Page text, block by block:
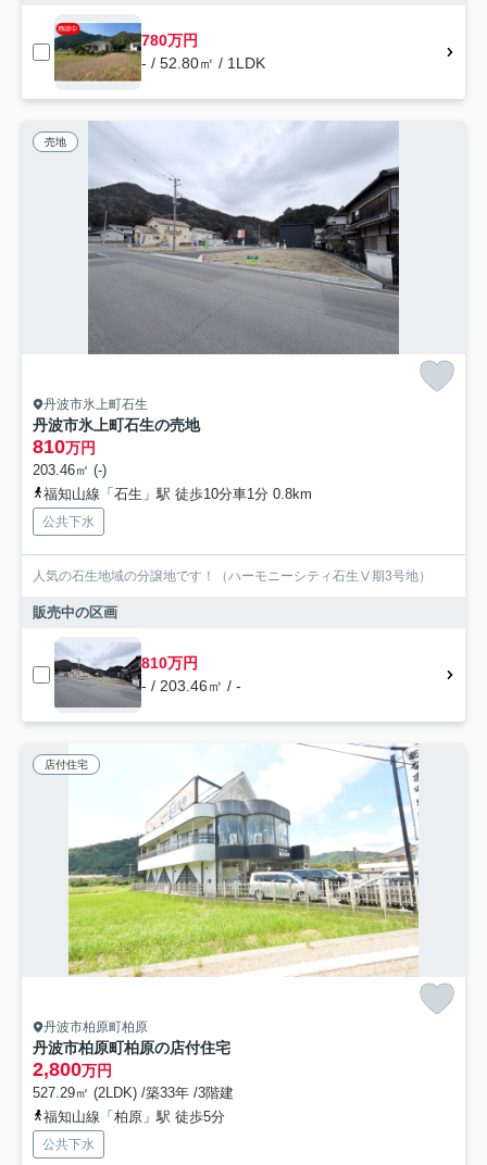
780万円
- / 52.80㎡ / 1LDK
売地
丹波市氷上町石生
丹波市氷上町石生の売地
810万円
203.46㎡ (-)
福知山線「石生」駅 徒歩10分車1分 0.8km
公共下水
人気の石生地域の分譲地です！（ハーモニーシティ石生Ⅴ期3号地）
販売中の区画
810万円
- / 203.46㎡ / -
店付住宅
丹波市柏原町柏原
丹波市柏原町柏原の店付住宅
2,800万円
527.29㎡ (2LDK) /築33年 /3階建
福知山線「柏原」駅 徒歩5分
公共下水